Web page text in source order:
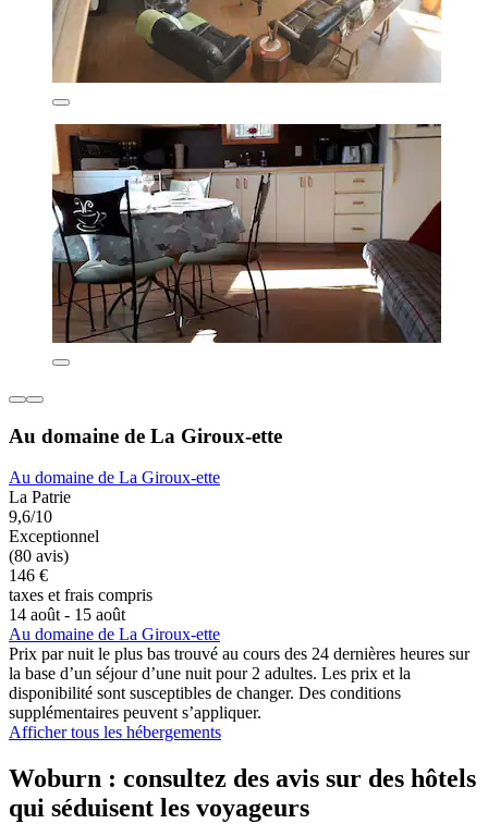
Au domaine de La Giroux-ette
Au domaine de La Giroux-ette
La Patrie
9,6/10
Exceptionnel
(80 avis)
146 €
taxes et frais compris
14 août - 15 août
Au domaine de La Giroux-ette
Prix par nuit le plus bas trouvé au cours des 24 dernières heures sur
la base d’un séjour d’une nuit pour 2 adultes. Les prix et la
disponibilité sont susceptibles de changer. Des conditions
supplémentaires peuvent s’appliquer.
Afficher tous les hébergements
Woburn : consultez des avis sur des hôtels
qui séduisent les voyageurs